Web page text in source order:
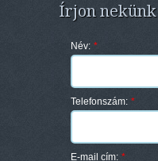
Írjon
Név: *
Telefonszám: *
E-mail cím: *